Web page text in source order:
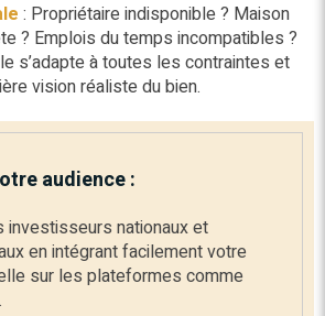
: Propriétaire indisponible ? Maison
? Emplois du temps incompatibles ?
s’adapte à toutes les contraintes et
vision réaliste du bien.
audience :
investisseurs nationaux et
en intégrant facilement votre
sur les plateformes comme